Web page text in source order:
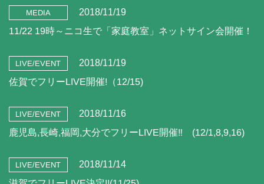
MEDIA 2018/11/19
11/22 19時～ニコ生で「家庭教室」ネットサイン会開催！
LIVE/EVENT 2018/11/19
佐賀でフリーLIVE開催!（12/15)
LIVE/EVENT 2018/11/16
鹿児島,長崎,福岡,大分でフリーLIVE開催‼ (12/1,8,9,16)
LIVE/EVENT 2018/11/14